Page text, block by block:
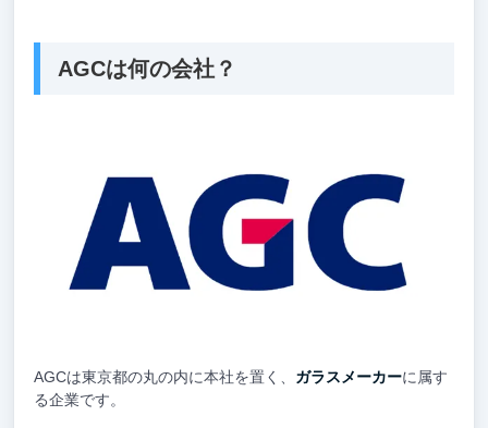
AGCは何の会社？
AGCは東京都の丸の内に本社を置く、 ガラスメーカーに属す
る企業です。